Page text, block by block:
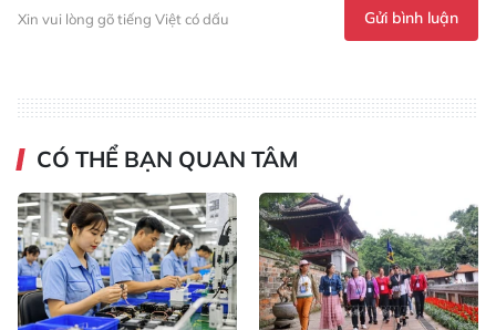
Xin vui lòng gõ tiếng Việt có dấu Gửi bình luận
CÓ THỂ BẠN QUAN TÂM